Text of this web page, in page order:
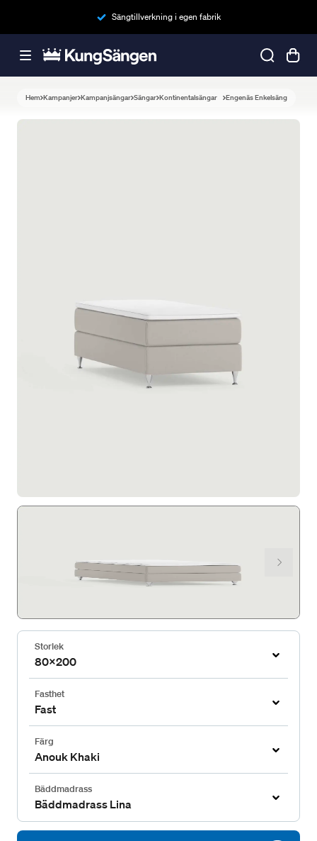
Sängtillverkning i egen fabrik
Hem Kampanjer Kampanjsängar Sängar Kontinentalsängar Engenäs Enkelsäng
Storlek
80x200
Fasthet
Fast
Färg
Anouk Khaki
Bäddmadrass
Bäddmadrass Lina